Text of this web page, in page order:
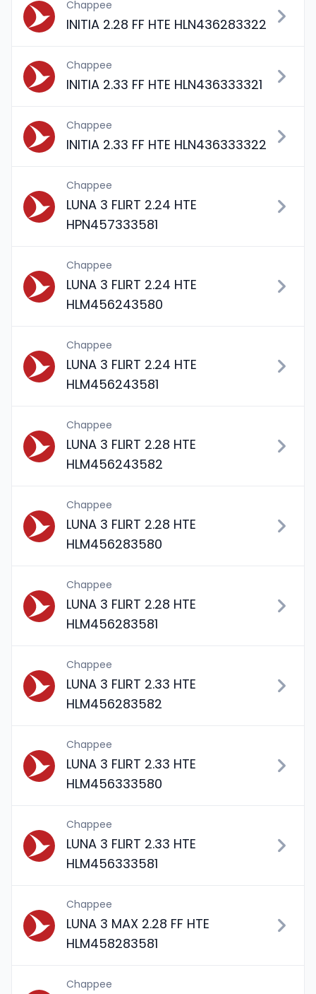
Chappee
INITIA 2.28 FF HTE HLN436283322
Chappee
INITIA 2.33 FF HTE HLN436333321
Chappee
INITIA 2.33 FF HTE HLN436333322
Chappee
LUNA 3 FLIRT 2.24 HTE
HPN457333581
Chappee
LUNA 3 FLIRT 2.24 HTE
HLM456243580
Chappee
LUNA 3 FLIRT 2.24 HTE
HLM456243581
Chappee
LUNA 3 FLIRT 2.28 HTE
HLM456243582
Chappee
LUNA 3 FLIRT 2.28 HTE
HLM456283580
Chappee
LUNA 3 FLIRT 2.28 HTE
HLM456283581
Chappee
LUNA 3 FLIRT 2.33 HTE
HLM456283582
Chappee
LUNA 3 FLIRT 2.33 HTE
HLM456333580
Chappee
LUNA 3 FLIRT 2.33 HTE
HLM456333581
Chappee
LUNA 3 MAX 2.28 FF HTE
HLM458283581
Chappee